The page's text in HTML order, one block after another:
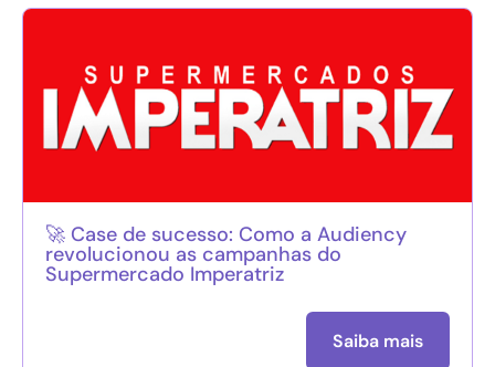
🚀 Case de sucesso: Como a Audiency
revolucionou as campanhas do
Supermercado Imperatriz
Saiba mais